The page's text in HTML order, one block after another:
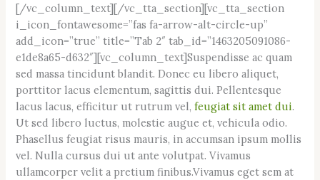
[/vc_column_text][/vc_tta_section][vc_tta_section
i_icon_fontawesome=”fas fa-arrow-alt-circle-up”
add_icon=”true” title=”Tab 2″ tab_id=”1463205091086-
e1de8a65-d632″][vc_column_text]Suspendisse ac quam
sed massa tincidunt blandit. Donec eu libero aliquet,
porttitor lacus elementum, sagittis dui. Pellentesque
lacus lacus, efficitur ut rutrum vel, feugiat sit amet dui.
Ut sed libero luctus, molestie augue et, vehicula odio.
Phasellus feugiat risus mauris, in accumsan ipsum mollis
vel. Nulla cursus dui ut ante volutpat. Vivamus
ullamcorper velit a pretium finibus.Vivamus eget sem at